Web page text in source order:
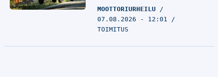
MOOTTORIURHEILU
07.08.2026 - 12:01
TOIMITUS